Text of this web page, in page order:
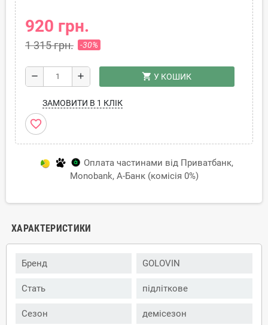
920 грн.
1 315 грн. -30%
remove add shopping_cart У КОШИК
ЗАМОВИТИ В 1 КЛІК
favorite_border
Оплата частинами від Приватбанк,
Monobank, А-Банк (комісія 0%)
ХАРАКТЕРИСТИКИ
Бренд GOLOVIN
Стать підліткове
Сезон демісезон